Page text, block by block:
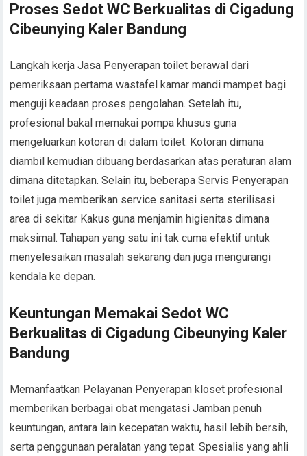
Proses Sedot WC Berkualitas di Cigadung
Cibeunying Kaler Bandung
Langkah kerja Jasa Penyerapan toilet berawal dari
pemeriksaan pertama wastafel kamar mandi mampet bagi
menguji keadaan proses pengolahan. Setelah itu,
profesional bakal memakai pompa khusus guna
mengeluarkan kotoran di dalam toilet. Kotoran dimana
diambil kemudian dibuang berdasarkan atas peraturan alam
dimana ditetapkan. Selain itu, beberapa Servis Penyerapan
toilet juga memberikan service sanitasi serta sterilisasi
area di sekitar Kakus guna menjamin higienitas dimana
maksimal. Tahapan yang satu ini tak cuma efektif untuk
menyelesaikan masalah sekarang dan juga mengurangi
kendala ke depan.
Keuntungan Memakai Sedot WC
Berkualitas di Cigadung Cibeunying Kaler
Bandung
Memanfaatkan Pelayanan Penyerapan kloset profesional
memberikan berbagai obat mengatasi Jamban penuh
keuntungan, antara lain kecepatan waktu, hasil lebih bersih,
serta penggunaan peralatan yang tepat. Spesialis yang ahli